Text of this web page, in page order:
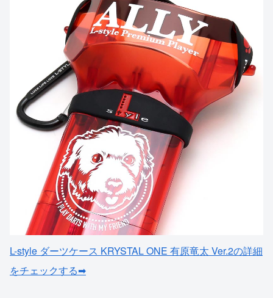
L-style ダーツケース KRYSTAL ONE 有原竜太 Ver.2の詳細
をチェックする➡